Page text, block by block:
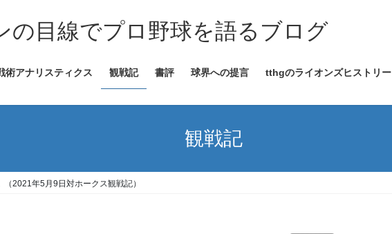
の目線でプロ野球を語るブログ
術アナリスティクス 観戦記 書評 球界への提言 tthgのライオンズヒストリー
観戦記
2021年5月9日対ホークス観戦記）